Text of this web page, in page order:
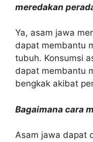
meredakan
Ya, asam jawa
dapat membantu
tubuh. Konsumsi
dapat membantu
bengkak akibat
Bagaimana cara
Asam jawa dapat